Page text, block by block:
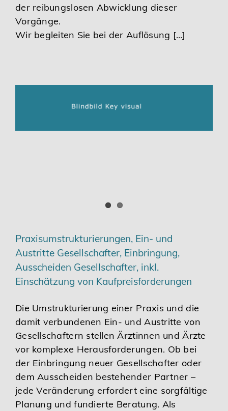
der reibungslosen Abwicklung dieser
Vorgänge.
Wir begleiten Sie bei der Auflösung […]
Praxisumstrukturierungen, Ein- und
Austritte Gesellschafter, Einbringung,
Ausscheiden Gesellschafter, inkl.
Einschätzung von Kaufpreisforderungen
Die Umstrukturierung einer Praxis und die
damit verbundenen Ein- und Austritte von
Gesellschaftern stellen Ärztinnen und Ärzte
vor komplexe Herausforderungen. Ob bei
der Einbringung neuer Gesellschafter oder
dem Ausscheiden bestehender Partner –
jede Veränderung erfordert eine sorgfältige
Planung und fundierte Beratung. Als